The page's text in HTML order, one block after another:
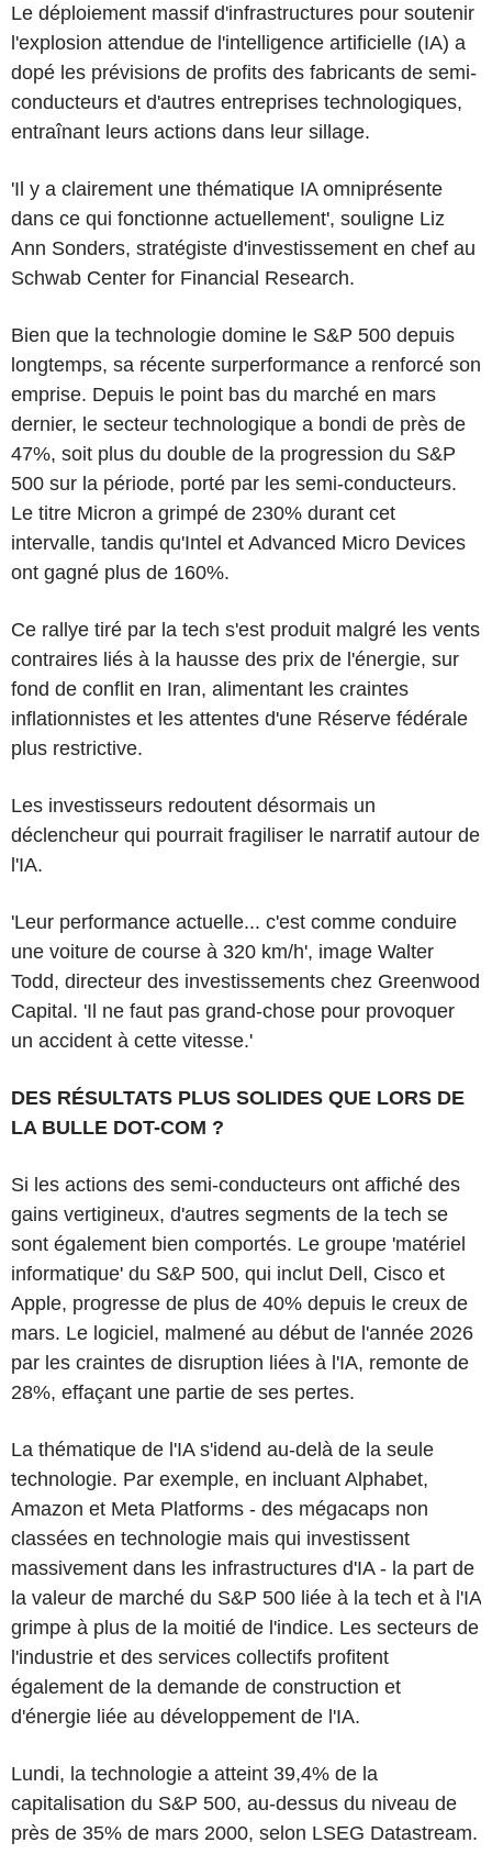
Le déploiement massif d'infrastructures pour soutenir
l'explosion attendue de l'intelligence artificielle (IA) a
dopé les prévisions de profits des fabricants de semi-
conducteurs et d'autres entreprises technologiques,
entraînant leurs actions dans leur sillage.
'Il y a clairement une thématique IA omniprésente
dans ce qui fonctionne actuellement', souligne Liz
Ann Sonders, stratégiste d'investissement en chef au
Schwab Center for Financial Research.
Bien que la technologie domine le S&P 500 depuis
longtemps, sa récente surperformance a renforcé son
emprise. Depuis le point bas du marché en mars
dernier, le secteur technologique a bondi de près de
47%, soit plus du double de la progression du S&P
500 sur la période, porté par les semi-conducteurs.
Le titre Micron a grimpé de 230% durant cet
intervalle, tandis qu'Intel et Advanced Micro Devices
ont gagné plus de 160%.
Ce rallye tiré par la tech s'est produit malgré les vents
contraires liés à la hausse des prix de l'énergie, sur
fond de conflit en Iran, alimentant les craintes
inflationnistes et les attentes d'une Réserve fédérale
plus restrictive.
Les investisseurs redoutent désormais un
déclencheur qui pourrait fragiliser le narratif autour de
l'IA.
'Leur performance actuelle... c'est comme conduire
une voiture de course à 320 km/h', image Walter
Todd, directeur des investissements chez Greenwood
Capital. 'Il ne faut pas grand-chose pour provoquer
un accident à cette vitesse.'
DES RÉSULTATS PLUS SOLIDES QUE LORS DE
LA BULLE DOT-COM ?
Si les actions des semi-conducteurs ont affiché des
gains vertigineux, d'autres segments de la tech se
sont également bien comportés. Le groupe 'matériel
informatique' du S&P 500, qui inclut Dell, Cisco et
Apple, progresse de plus de 40% depuis le creux de
mars. Le logiciel, malmené au début de l'année 2026
par les craintes de disruption liées à l'IA, remonte de
28%, effaçant une partie de ses pertes.
La thématique de l'IA s'idend au-delà de la seule
technologie. Par exemple, en incluant Alphabet,
Amazon et Meta Platforms - des mégacaps non
classées en technologie mais qui investissent
massivement dans les infrastructures d'IA - la part de
la valeur de marché du S&P 500 liée à la tech et à l'IA
grimpe à plus de la moitié de l'indice. Les secteurs de
l'industrie et des services collectifs profitent
également de la demande de construction et
d'énergie liée au développement de l'IA.
Lundi, la technologie a atteint 39,4% de la
capitalisation du S&P 500, au-dessus du niveau de
près de 35% de mars 2000, selon LSEG Datastream.